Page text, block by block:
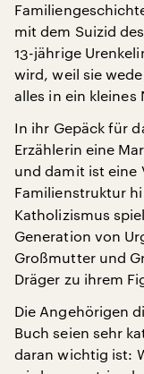
mit dem Suizid
13-jährige
wird, weil sie
alles in ein kleines
In ihr Gepäck für
Erzählerin eine
und damit ist eine
Familienstruktur
Katholizismus
Generation von
Großmutter und
Dräger zu ihrem
Die Angehörigen
Buch seien sehr
daran wichtig ist: